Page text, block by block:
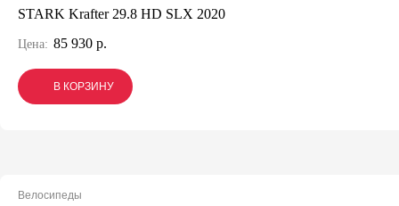
STARK Krafter 29.8 HD SLX 2020
Цена: 85 930 р.
В КОРЗИНУ
В КОРЗИНУ
В КОРЗИНУ
Велосипеды